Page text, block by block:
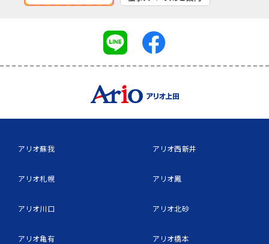
アリオ蘇我
アリオ札幌
アリオ川口
アリオ亀有
アリオ西新井
アリオ鳳
アリオ北砂
アリオ橋本